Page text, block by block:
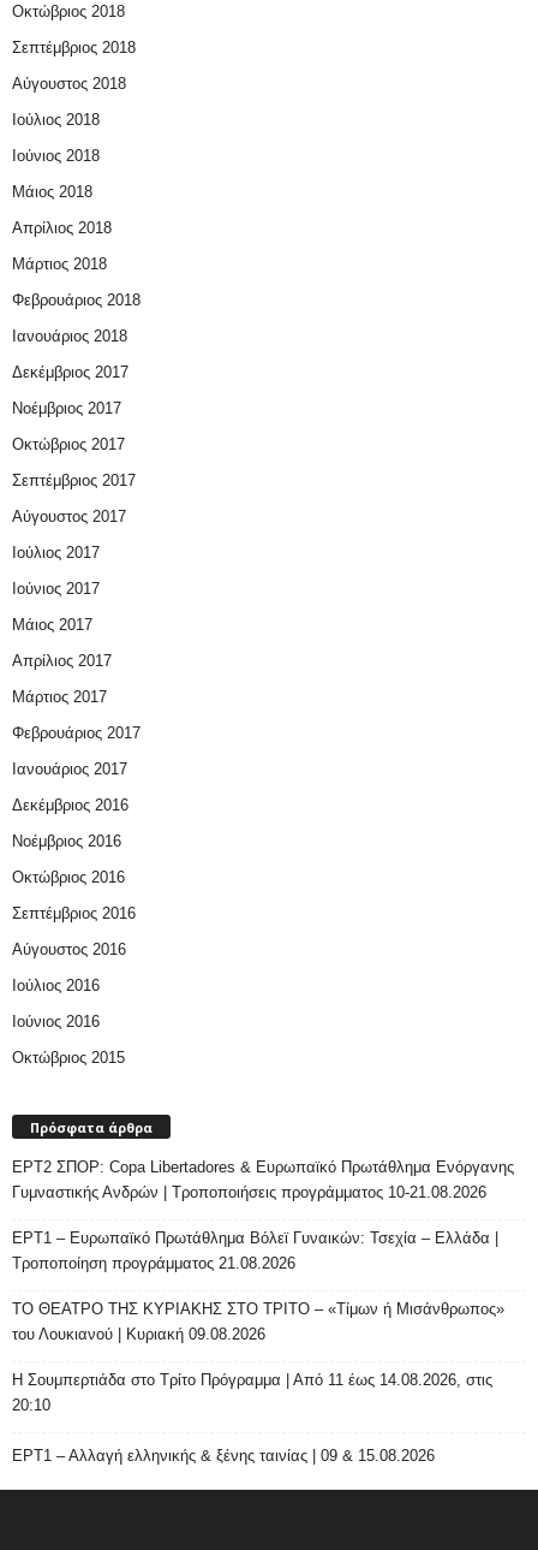
Οκτώβριος 2018
Σεπτέμβριος 2018
Αύγουστος 2018
Ιούλιος 2018
Ιούνιος 2018
Μάιος 2018
Απρίλιος 2018
Μάρτιος 2018
Φεβρουάριος 2018
Ιανουάριος 2018
Δεκέμβριος 2017
Νοέμβριος 2017
Οκτώβριος 2017
Σεπτέμβριος 2017
Αύγουστος 2017
Ιούλιος 2017
Ιούνιος 2017
Μάιος 2017
Απρίλιος 2017
Μάρτιος 2017
Φεβρουάριος 2017
Ιανουάριος 2017
Δεκέμβριος 2016
Νοέμβριος 2016
Οκτώβριος 2016
Σεπτέμβριος 2016
Αύγουστος 2016
Ιούλιος 2016
Ιούνιος 2016
Οκτώβριος 2015
Πρόσφατα άρθρα
ΕΡΤ2 ΣΠΟΡ: Copa Libertadores & Ευρωπαϊκό Πρωτάθλημα Ενόργανης
Γυμναστικής Ανδρών | Τροποποιήσεις προγράμματος 10-21.08.2026
ΕΡΤ1 – Ευρωπαϊκό Πρωτάθλημα Βόλεϊ Γυναικών: Τσεχία – Ελλάδα |
Τροποποίηση προγράμματος 21.08.2026
ΤΟ ΘΕΑΤΡΟ ΤΗΣ ΚΥΡΙΑΚΗΣ ΣΤΟ ΤΡΙΤΟ – «Τίμων ή Μισάνθρωπος»
του Λουκιανού | Κυριακή 09.08.2026
H Σουμπερτιάδα στο Τρίτο Πρόγραμμα | Από 11 έως 14.08.2026, στις
20:10
ΕΡΤ1 – Αλλαγή ελληνικής & ξένης ταινίας | 09 & 15.08.2026